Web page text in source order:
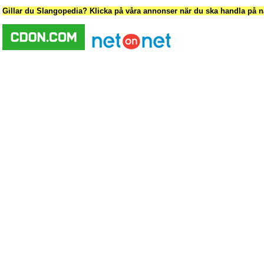
Gillar du Slangopedia? Klicka på våra annonser när du ska handla på